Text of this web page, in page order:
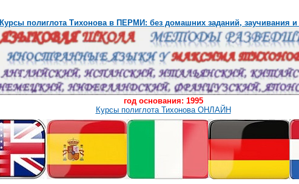
Курсы полиглота Тихонова в ПЕРМИ: без домашних заданий, заучивания и
год основания: 1995
Курсы полиглота Тихонова ОНЛАЙН